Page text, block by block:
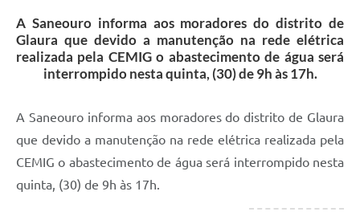
A Saneouro informa aos moradores do distrito de
Glaura que devido a manutenção na rede elétrica
realizada pela CEMIG o abastecimento de água será
interrompido nesta quinta, (30) de 9h às 17h.
A Saneouro informa aos moradores do distrito de Glaura
que devido a manutenção na rede elétrica realizada pela
CEMIG o abastecimento de água será interrompido nesta
quinta, (30) de 9h às 17h.